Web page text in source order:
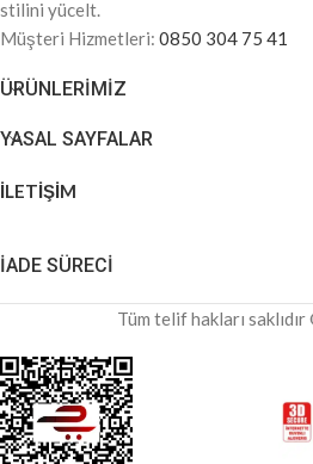
stilini yücelt.
Müşteri Hizmetleri: 0850 304 75 41
ÜRÜNLERIMIZ
YASAL SAYFALAR
İLETİŞİM
İADE SÜRECİ
Tüm telif hakları